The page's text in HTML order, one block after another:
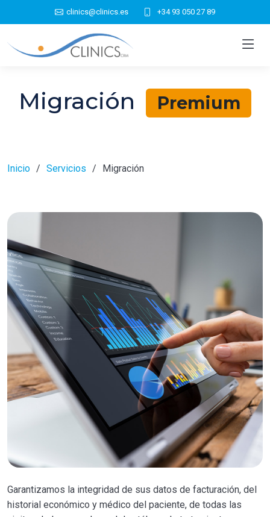
clinics@clinics.es +34 93 050 27 89
Migración Premium
Inicio Servicios Migración
Garantizamos la integridad de sus datos de facturación, del
historial económico y médico del paciente, de todas las